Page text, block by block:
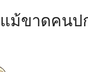
แม้ขาดคนป